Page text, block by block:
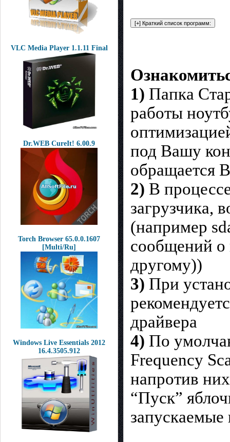
VLC Media Player 1.1.11 Final
Dr.WEB CureIt! 6.00.9
Torch Browser 65.0.0.1607
[Multi/Ru]
Windows Live Essentials 2012
16.4.3505.912
1) Папка
работы
под Вашу
обращается
2) В
загрузчика,
(например
сообщений о
другому))
3) При
драйвера
4) По
Frequency
напротив
“Пуск”
запускаемые